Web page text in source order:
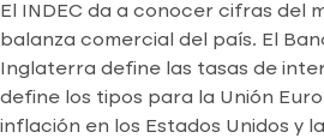
El INDEC da a conocer cifras del
balanza comercial del país. El
Inglaterra define las tasas de
define los tipos para la Unión
inflación en los Estados Unidos y